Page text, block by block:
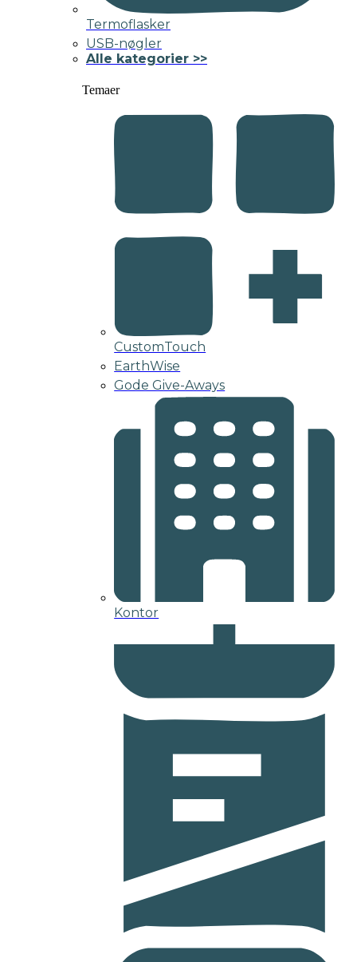
Termoflasker
USB-nøgler
Alle kategorier >>
Temaer
CustomTouch
EarthWise
Gode Give-Aways
Kontor